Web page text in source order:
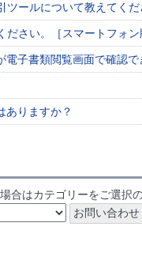
ールについて教えてくだ
さい。［スマートフォン
子書類閲覧画面で確認で
ありますか？
合はカテゴリーをご選択